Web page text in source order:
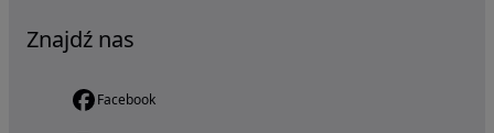
Znajdź nas
Facebook